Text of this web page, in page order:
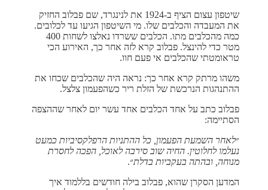
שיטפון עצום הציף ב-1924 את לנינגרד, שם פבלוב החזיק
את המעבדה והכלבים שלו. מי השיטפון הגיעו עד לכלובים.
כמה מהכלבים מתו. הכלבים ששרדו נאלצו לשחות 400
מטר כדי להינצל. פבלוב קרא לזה אחר כך, האירוע הכי
טראומטתי שהכלבים אי פעם חוו.
משהו מרתק קרא אחר כך: נראה היה שהכלבים שכחו את
ההתנהגות הנרכשת של הזלת ריר כשהפעמון צלצל.
פבלוב כתב על אחד הכלבים אחד עשר יום לאחר שההצפה
הסתיימה:
״לאחר השמעת הפעמון, כל ההתניות הרפלקסיביות כמעט
נעלמו לחלוטין. החיה שוב סירבה לאוכל, הפכה לחסרת
מנוחה, ובהתה בעקביות בדלת״.
המדען הסקרן שהוא, פבלוב בילה חודשים בללמוד איך